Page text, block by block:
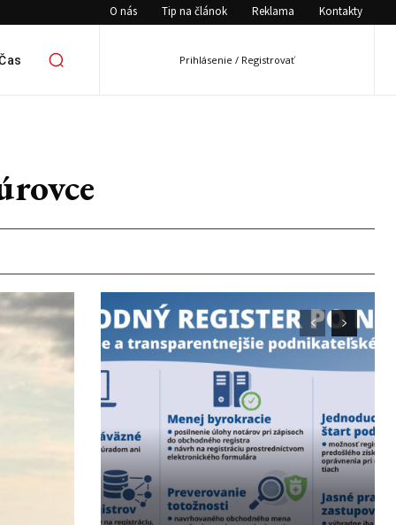
O nás Tip na článok Reklama Kontakty
Prihlásenie / Registrovať